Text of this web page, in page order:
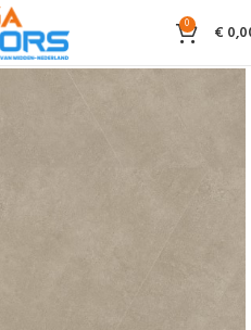
0 €